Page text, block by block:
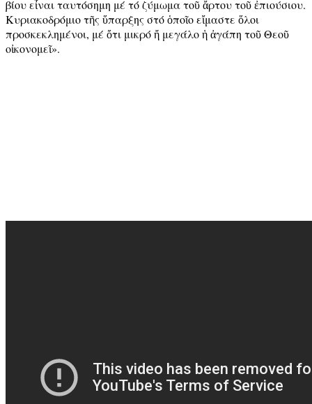
βίου εἶναι ταυτόσημη μέ τό ζύμωμα τοῦ ἄρτου τοῦ ἐπιούσιου.
Κυριακοδρόμιο τῆς ὕπαρξης στό ὁποῖο εἴμαστε ὅλοι
προσκεκλημένοι, μέ ὄτι μικρό ἤ μεγάλο ἡ ἀγάπη τοῦ Θεοῦ
οἰκονομεῖ».